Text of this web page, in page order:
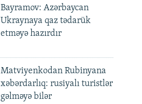
Bayramov: Azərbaycan
Ukraynaya qaz tədarük
etməyə hazırdır
Matviyenkodan Rubinyana
xəbərdarlıq: rusiyalı turistlər
gəlməyə bilər